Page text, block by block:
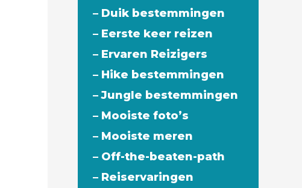
– Duik bestemmingen
– Eerste keer reizen
– Ervaren Reizigers
– Hike bestemmingen
– Jungle bestemmingen
– Mooiste foto’s
– Mooiste meren
– Off-the-beaten-path
– Reiservaringen